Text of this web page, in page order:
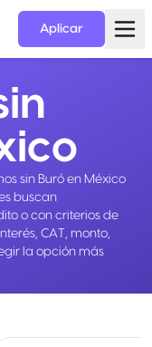
Aplicar
sin Buró en México
buscan
o con criterios de
CAT, monto,
la opción más